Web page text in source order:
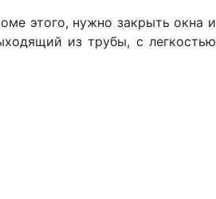
этого, нужно закрыть окна и
из трубы, с легкостью